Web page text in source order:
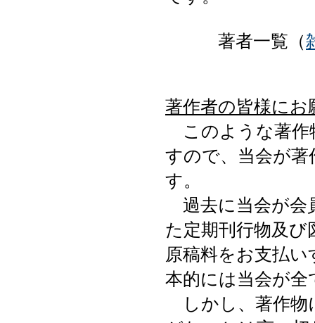
著者一覧（
著作者の皆様にお
このような著作
すので、当会が
す。
過去に当会が会
た定期刊行物及び
原稿料をお支払
本的には当会が
しかし、著作物